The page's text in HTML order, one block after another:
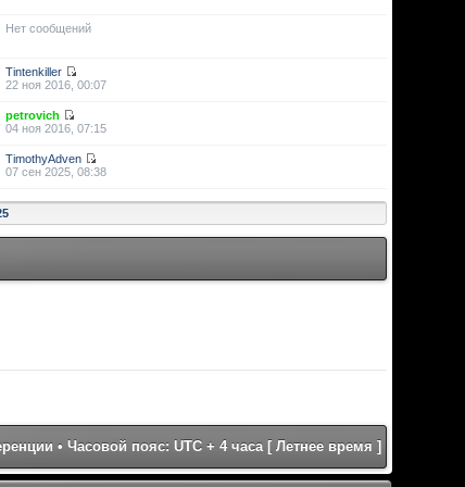
Нет сообщений
Tintenkiller
22 ноя 2016, 00:07
petrovich
04 ноя 2016, 07:15
TimothyAdven
07 сен 2025, 08:38
• Часовой пояс: UTC + 4 часа [ Летнее время ]